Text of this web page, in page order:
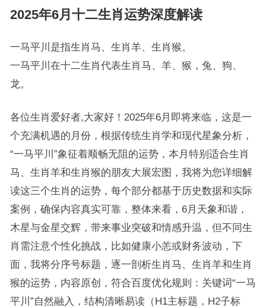
2025年6月十二生肖运势深度解读
一马平川是指生肖马、生肖羊、生肖猴。
一马平川在十二生肖代表生肖马、羊、猴，兔、狗、
龙。
各位生肖爱好者,大家好！2025年6月即将来临，这是一
个充满机遇的月份，根据传统生肖学和现代星象分析，
“一马平川”象征着顺畅无阻的运势，本月特别适合生肖
马、生肖羊和生肖猴的朋友大展宏图，我将为您详细解
读这三个生肖的运势，每个部分都基于历史数据和实际
案例，确保内容真实可靠，整体来看，6月天象和谐，
木星与金星交辉，带来事业突破和情感升温，但不同生
肖需注意个性化挑战，比如健康小恙或财务波动，下
面，我将分序号标题，逐一剖析生肖马、生肖羊和生肖
猴的运势，内容原创，符合百度优化规则：关键词“一马
平川”自然融入，结构清晰易读（H1主标题，H2子标